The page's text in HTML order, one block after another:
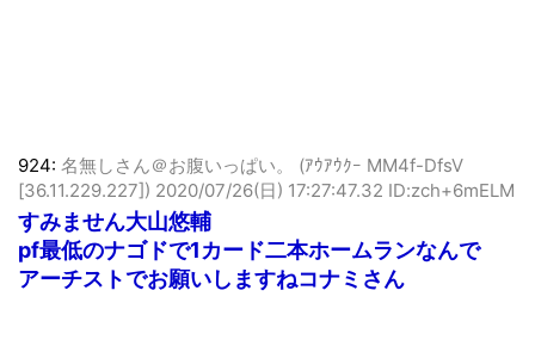
924: 名無しさん＠お腹いっぱい。 (ｱｳｱｳｸｰ MM4f-DfsV
[36.11.229.227]) 2020/07/26(日) 17:27:47.32 ID:zch+6mELM
すみません大山悠輔
pf最低のナゴドで1カード二本ホームランなんで
アーチストでお願いしますねコナミさん